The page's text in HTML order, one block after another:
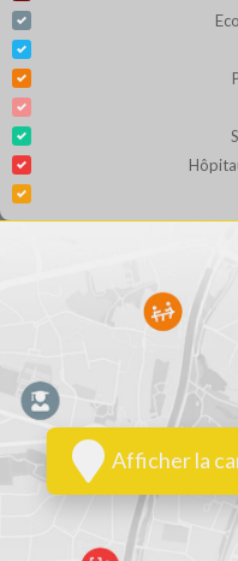
Afficher la